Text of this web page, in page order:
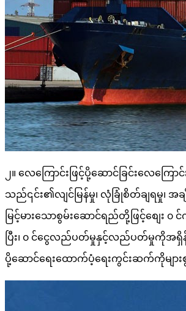
၂။ လေကြောင်းဖြင့်ပို့ဆောင်ခြင်းလေကြော
သည်၎င်း၏လျင်မြန်မှု၊ လုံခြုံစိတ်ချရမှု၊ အ
မြင့်မားသောစွမ်းဆောင်ရည်တို့ဖြင့်စျေး
ပြီး၊ ၀ င်ငွေလည်ပတ်မှုနှင့်လည်ပတ်မှုကိုအရှိ
ပို့ဆောင်ရေးထောက်ပံ့ရေးကွင်းဆက်ကိုမျာ